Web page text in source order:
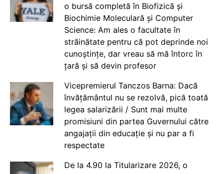
o bursă completă în Biofizică și
Biochimie Moleculară și Computer
Science: Am ales o facultate în
străinătate pentru că pot deprinde noi
cunoștințe, dar vreau să mă întorc în
țară și să devin profesor
Vicepremierul Tanczos Barna: Dacă
învățământul nu se rezolvă, pică toată
legea salarizării / Sunt mai multe
promisiuni din partea Guvernului către
angajații din educație și nu par a fi
respectate
De la 4.90 la Titularizare 2026, o